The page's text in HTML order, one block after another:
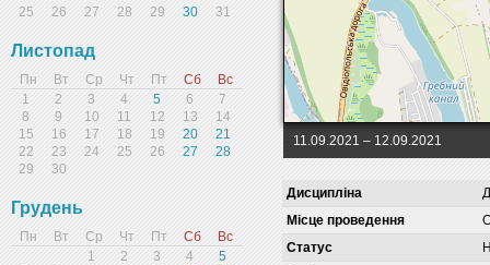
25
26 27 28 29 30 31
Листопад
Пн Вт Ср Чт Пт Сб
Вс
1
2 3 4 5 6
7
8
9 10 11 12 13
14
15
16 17 18 19 20
21
22
23 24 25 26 27
28
29
30
Грудень
Пн Вт Ср Чт Пт Сб
Вс
1
2 3 4
5
11.09.2021 – 12.09.2021
Дисципліна
Місце проведення
Статус